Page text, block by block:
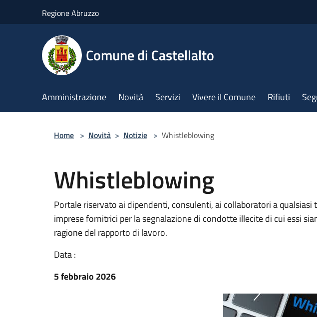
Regione Abruzzo
Comune di Castellalto
Amministrazione Novità Servizi Vivere il Comune Rifiuti
Home > Novità > Notizie > Whistleblowing
Whistleblowing
Portale riservato ai dipendenti, consulenti, ai collaboratori a
imprese fornitrici per la segnalazione di condotte illecite di cui essi
ragione del rapporto di lavoro.
Data :
5 febbraio 2026